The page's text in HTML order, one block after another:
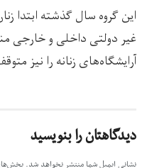
این گروه سال گذشته ابتدا
غیر دولتی داخلی و خارجی
آرایشگاه‌های زنانه را نیز
دیدگاهتان را بنویسید
نشانی ایمیل شما منتشر نخواهد شد.